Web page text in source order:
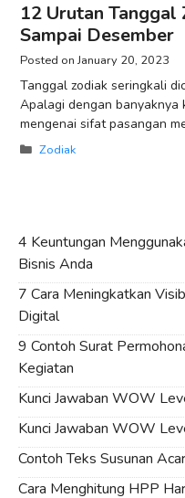
12 Urutan Tanggal
Sampai Desember
January 20, 2023
Tanggal zodiak seringkali
Apalagi dengan banyaknya
mengenai sifat pasangan
penasaran bagi para
Categories
Zodiak
4 Keuntungan
Bisnis Anda
7 Cara Meningkatkan
Digital
9 Contoh Surat
Kegiatan
Kunci Jawaban WOW
Kunci Jawaban WOW
Contoh Teks Susunan
Cara Menghitung HPP